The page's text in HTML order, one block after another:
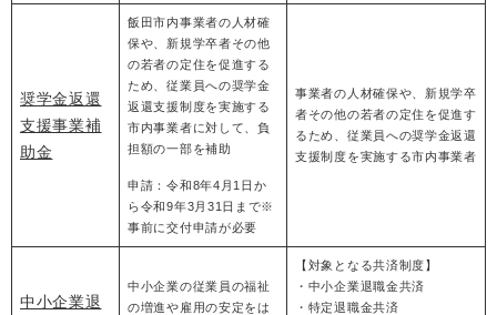
奨学金返還
支援事業補
助金
飯田市内事業者の人材確
保や、新規学卒者その他
の若者の定住を促進する
ため、従業員への奨学金
返還支援制度を実施する
市内事業者に対して、負
担額の一部を補助
申請：令和8年4月1日か
ら令和9年3月31日まで※
事前に交付申請が必要
事業者の人材確保や、新規学卒
者その他の若者の定住を促進す
るため、従業員への奨学金返還
支援制度を実施する市内事業者
中小企業退
中小企業の従業員の福祉
の増進や雇用の安定をは
【対象となる共済制度】
・中小企業退職金共済
・特定退職金共済